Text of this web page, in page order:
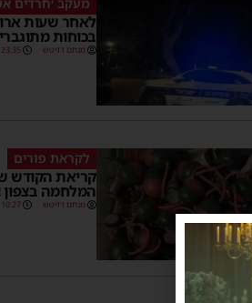
לאחר שעות
בכוחות
מנחם דויטש 23:35
לקראת פורים
קריאת הקודש
המלחמה בצפון
מנחם דויטש 10:27